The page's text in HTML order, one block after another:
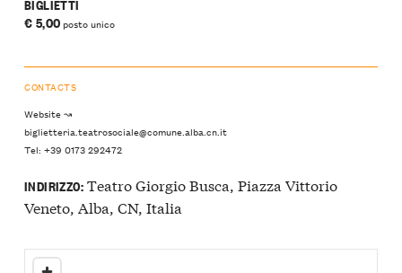
BIGLIETTI
€ 5,00posto unico
CONTACTS
Website ↝
biglietteria.teatrosociale@comune.alba.cn.it
Tel: +39 0173 292472
INDIRIZZO:Teatro Giorgio Busca, Piazza Vittorio
Veneto, Alba, CN, Italia